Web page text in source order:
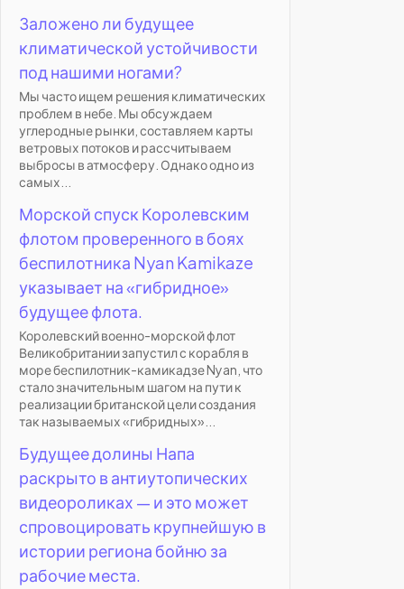
Заложено ли будущее
климатической устойчивости
под нашими ногами?
Мы часто ищем решения климатических
проблем в небе. Мы обсуждаем
углеродные рынки, составляем карты
ветровых потоков и рассчитываем
выбросы в атмосферу. Однако одно из
самых...
Морской спуск Королевским
флотом проверенного в боях
беспилотника Nyan Kamikaze
указывает на «гибридное»
будущее флота.
Королевский военно-морской флот
Великобритании запустил с корабля в
море беспилотник-камикадзе Nyan, что
стало значительным шагом на пути к
реализации британской цели создания
так называемых «гибридных»...
Будущее долины Напа
раскрыто в антиутопических
видеороликах — и это может
спровоцировать крупнейшую в
истории региона бойню за
рабочие места.